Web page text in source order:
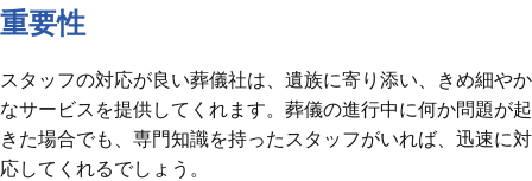
重要性
スタッフの対応が良い葬儀社は、遺族に寄り添い、きめ細やか
なサービスを提供してくれます。葬儀の進行中に何か問題が起
きた場合でも、専門知識を持ったスタッフがいれば、迅速に対
応してくれるでしょう。